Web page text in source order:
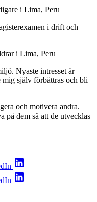
i Lima, Peru
i drift och
i Lima, Peru
Nyaste intresset är
själv förbättras och bli
och motivera andra.
på dem så att de utvecklas